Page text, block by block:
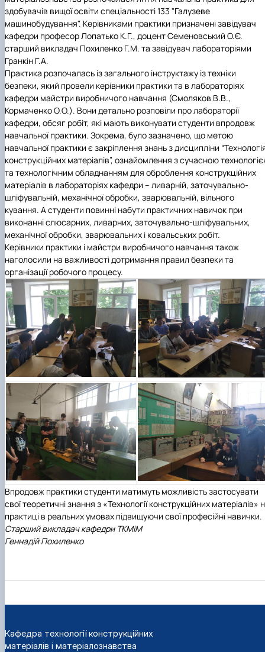
Building material science and welding in
construction
Екологічні будівельні матеріали та
конструкції
здобувачів вищої освіти спеціальності 133 "Галузеве
машинобудування". Керівниками практики призначені завідувач
кафедри професор Лопатько К.Г., доцент Семеновський О.Є.
старший викладач Похиленко Г.М. та завідувач лабораторіями
Гранкін Г.А.
Практика розпочалась із загального інструктажу із техніки
безпеки, який провели керівники практики та в лабораторіях
кафедри майстри виробничого навчання (Смоляков В.В.,
Кормаченко О.О.). Вони детально розповіли про лабораторії
кафедри, обсяг робіт, які мають виконувати студенти впродовж
навчальної практики. Зокрема, було зазначено, що метою
навчальної практики є закріплення знань з дисципліни
конструкційних матеріалів”, ознайомлення з сучасною
та технологічним обладнанням для оброблення конструкційних
матеріалів в лабораторіях кафедри – ливарній, заточувально-
шліфувальній, механічної обробки, зварювальній, вільного
кування. А студенти повинні набути практичних навичок при
виконанні слюсарних, ливарних, заточувально-шліфувальних,
механічної обробки, зварювальних і ковальських робіт.
Керівники практики і майстри виробничого навчання також
наголосили на важливості дотримання правил безпеки та
організації робочого процесу.
Впродовж практики студенти матимуть можливість застосувати
свої теоретичні знання з «Технології конструкційних матеріалів»
практиці в реальних умовах підвищуючи свої професійні навички.
Старший викладач кафедри ТКМіМ
Геннадій Похиленко
Кафедра технології конструкційних
матеріалів і матеріалознавства